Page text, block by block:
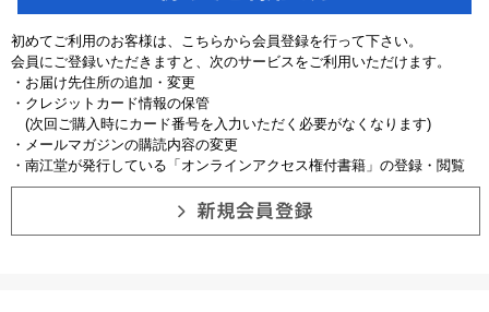
初めてご利用のお客様は、こちらから会員登録を行って下さい。
会員にご登録いただきますと、次のサービスをご利用いただけます。
・お届け先住所の追加・変更
・クレジットカード情報の保管
(次回ご購入時にカード番号を入力いただく必要がなくなります)
・メールマガジンの購読内容の変更
・南江堂が発行している「オンラインアクセス権付書籍」の登録・閲覧